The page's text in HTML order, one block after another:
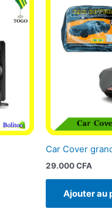
Car Cover
29.000CFA
Ajouter au